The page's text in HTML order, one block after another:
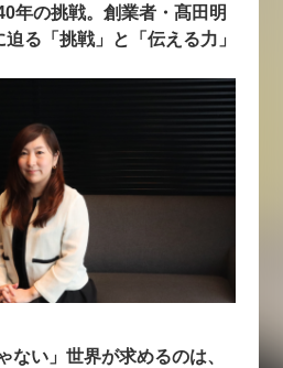
年の挑戦。創業者・髙田明
る「挑戦」と「伝える力」
ない」世界が求めるのは、